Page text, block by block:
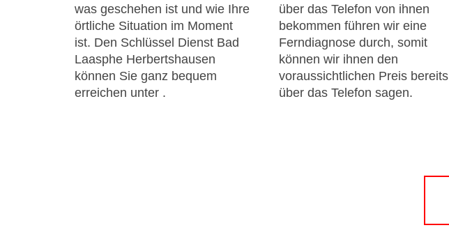
was geschehen ist und wie Ihre
örtliche Situation im Moment
ist. Den Schlüssel Dienst Bad
Laasphe Herbertshausen
können Sie ganz bequem
erreichen unter .
über das Telefon von ihnen
bekommen führen wir eine
Ferndiagnose durch, somit
können wir ihnen den
voraussichtlichen Preis bereits
über das Telefon sagen.